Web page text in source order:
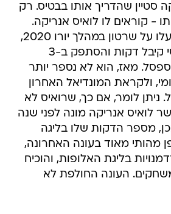
סטיין שהדריך אותו בבטיס. רק
- קוראים לו לואיס אנריקה.
היחסים בין השניים עלו על שרטון במהלך יורו 2020,
כאשר הקשר בקושי קיבל דקות והסתפק ב-3
מאז, הוא לא נספר יותר
ולקראת המונדיאל האחרון
ניתן לומר, אם כך, שרואיס לא
לואיס אנריקה מונה לפני שנה
מספר הדקות שלו בליגה
מהותי מאוד בעונה האחרונה,
בליגת האלופות, והוכיח
העונה החולפת לא